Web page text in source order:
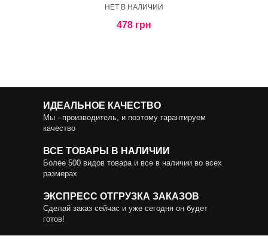
HЕТ В НАЛИЧИИ
478 грн
ИДЕАЛЬНОЕ КАЧЕСТВО
Мы - производитель, и поэтому гарантируем
качество
ВСЕ ТОВАРЫ В НАЛИЧИИ
Более 500 видов товара и все в наличии во всех
размерах
ЭКСПРЕСС ОТГРУЗКА ЗАКАЗОВ
Сделай заказ сейчас и уже сегодня он будет
готов!